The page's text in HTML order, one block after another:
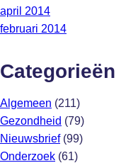
april 2014
februari 2014
Categorieën
Algemeen (211)
Gezondheid (79)
Nieuwsbrief(99)
Onderzoek (61)